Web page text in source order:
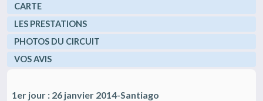
CARTE
LES PRESTATIONS
PHOTOS DU CIRCUIT
VOS AVIS
1er jour : 26 janvier 2014-Santiago